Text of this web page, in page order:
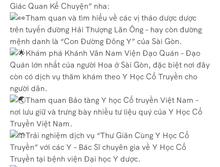
Giác Quan Kể Chuyện” nha:
Tham quan và tìm hiểu về các vị thảo dược dược
trên tuyến đường Hải Thượng Lãn Ông – hay còn đường
mệnh danh là “Con Đường Đông Y” của Sài Gòn.
Khám phá Khánh Vân Nam Viện Đạo Quán – Đạo
Quán lớn nhất của người Hoa ở Sài Gòn, đặc biệt nơi đây
còn có dịch vụ thăm khám theo Y Học Cổ Truyền cho
người dân.
Tham quan Bảo tàng Y học Cổ truyền Việt Nam –
nơi lưu giữ và trưng bày nhiều tư liệu quý của Y Học Cổ
Truyền Việt Nam.
Trải nghiệm dịch vụ “Thư Giãn Cùng Y Học Cổ
Truyền” với các Y – Bác Sĩ chuyên gia về Y Học Cổ
Truyền tại bệnh viện Đại học Y dược.